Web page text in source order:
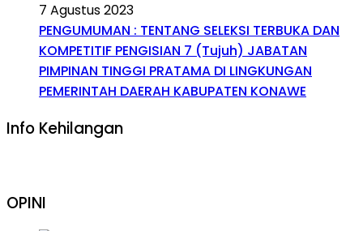
7 Agustus 2023
PENGUMUMAN : TENTANG SELEKSI TERBUKA DAN
KOMPETITIF PENGISIAN 7 (Tujuh) JABATAN
PIMPINAN TINGGI PRATAMA DI LINGKUNGAN
PEMERINTAH DAERAH KABUPATEN KONAWE
Info Kehilangan
OPINI